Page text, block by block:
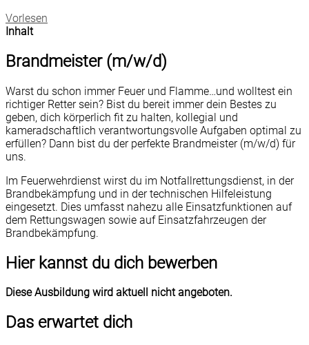
Vorlesen
Inhalt
Brandmeister (m/w/d)
Warst du schon immer Feuer und Flamme…und wolltest ein
richtiger Retter sein? Bist du bereit immer dein Bestes zu
geben, dich körperlich fit zu halten, kollegial und
kameradschaftlich verantwortungsvolle Aufgaben optimal zu
erfüllen? Dann bist du der perfekte Brandmeister (m/w/d) für
uns.
Im Feuerwehrdienst wirst du im Notfallrettungsdienst, in der
Brandbekämpfung und in der technischen Hilfeleistung
eingesetzt. Dies umfasst nahezu alle Einsatzfunktionen auf
dem Rettungswagen sowie auf Einsatzfahrzeugen der
Brandbekämpfung.
Hier kannst du dich bewerben
Diese Ausbildung wird aktuell nicht angeboten.
Das erwartet dich